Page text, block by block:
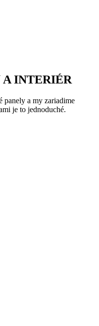
A INTERIÉR
panely a my zariadime
je to jednoduché.